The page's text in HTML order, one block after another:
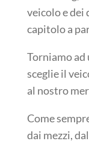
veicolo e dei
capitolo a
Torniamo ad
sceglie il
al nostro
Come
dai mezzi,